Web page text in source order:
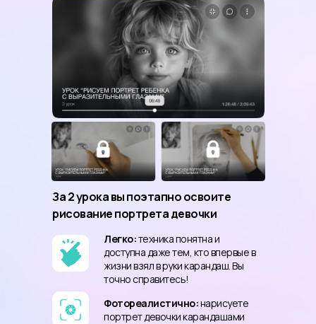
Легко:техника понятна и
доступна даже тем, кто впервые в
жизни взял в руки карандаш. Вы
точно справитесь!
За 2 урока вы поэтапно освоите
рисование портрета девочки
Фотореалистично:нарисуете
портрет девочки карандашами